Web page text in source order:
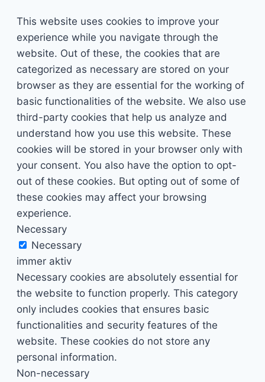
This website uses cookies to improve your
experience while you navigate through the
website. Out of these, the cookies that are
categorized as necessary are stored on your
browser as they are essential for the working of
basic functionalities of the website. We also use
third-party cookies that help us analyze and
understand how you use this website. These
cookies will be stored in your browser only with
your consent. You also have the option to opt-
out of these cookies. But opting out of some of
these cookies may affect your browsing
experience.
Necessary
Necessary
immer aktiv
Necessary cookies are absolutely essential for
the website to function properly. This category
only includes cookies that ensures basic
functionalities and security features of the
website. These cookies do not store any
personal information.
Non-necessary